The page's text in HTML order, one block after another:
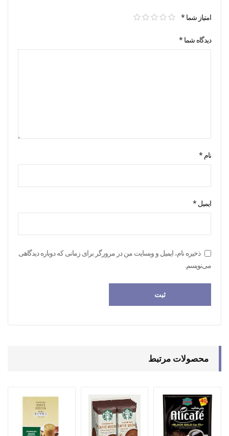
امتیاز شما *
دیدگاه شما *
نام *
ایمیل *
ذخیره نام، ایمیل و وبسایت من در مرورگر برای زمانی که دوباره دیدگاهی
می‌نویسم.
محصولات مرتبط